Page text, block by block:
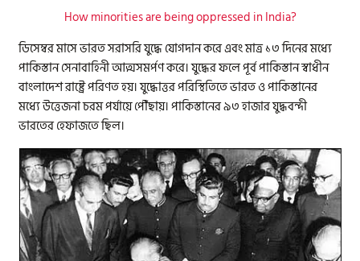
How minorities are being oppressed in India?
ডিসেম্বর মাসে ভারত সরাসরি যুদ্ধে যোগদান করে এবং মাত্র ১৩ দিনের মধ্যে
পাকিস্তান সেনাবাহিনী আত্মসমর্পণ করে। যুদ্ধের ফলে পূর্ব পাকিস্তান স্বাধীন
বাংলাদেশ রাষ্ট্রে পরিণত হয়। যুদ্ধোত্তর পরিস্থিতিতে ভারত ও পাকিস্তানের
মধ্যে উত্তেজনা চরম পর্যায়ে পৌঁছায়। পাকিস্তানের ৯৩ হাজার যুদ্ধবন্দী
ভারতের হেফাজতে ছিল।